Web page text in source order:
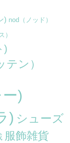
) nod（ノッド）
）
)
ン）
)
) シューズ
服飾雑貨